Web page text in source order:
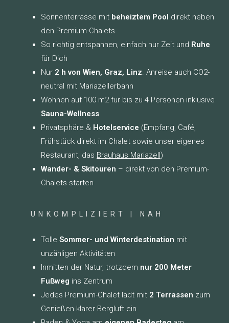
Sonnenterrasse mit beheiztem Pool direkt neben
den Premium-Chalets
So richtig entspannen, einfach nur Zeit und Ruhe
für Dich
Nur 2 h von Wien, Graz, Linz. Anreise auch CO2-
neutral mit Mariazellerbahn
Wohnen auf 100 m2 für bis zu 4 Personen inklusive
Sauna-Wellness
Privatsphäre & Hotelservice (Empfang, Café,
Frühstück direkt im Chalet sowie unser eigenes
Restaurant, das Brauhaus Mariazell)
Wander- & Skitouren – direkt von den Premium-
Chalets starten
UNKOMPLIZIERT | NAH
Tolle Sommer- und Winterdestination mit
unzähligen Aktivitäten
Inmitten der Natur, trotzdem nur 200 Meter
Fußweg ins Zentrum
Jedes Premium-Chalet lädt mit 2 Terrassen zum
Genießen klarer Bergluft ein